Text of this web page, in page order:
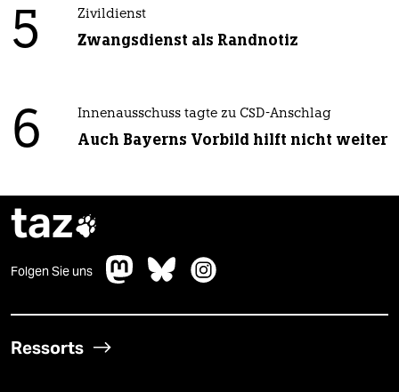
5 Zivildienst
Zwangsdienst als Randnotiz
6 Innenausschuss tagte zu CSD-Anschlag
Auch Bayerns Vorbild hilft nicht weiter
taz
Folgen Sie uns
Ressorts